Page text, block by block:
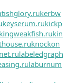
kerbw
keyserum.rukickp
kingweakfish.rukin
knockon
labeledgraph
laburnum